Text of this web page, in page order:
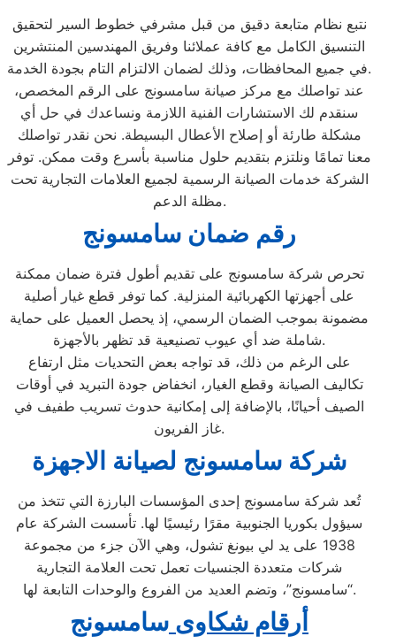
نتبع نظام متابعة دقيق من قبل مشرفي خطوط السير لتحقيق
التنسيق الكامل مع كافة عملائنا وفريق المهندسين المنتشرين
في جميع المحافظات، وذلك لضمان الالتزام التام بجودة الخدمة.
عند تواصلك مع مركز صيانة سامسونج على الرقم المخصص،
سنقدم لك الاستشارات الفنية اللازمة ونساعدك في حل أي
مشكلة طارئة أو إصلاح الأعطال البسيطة. نحن نقدر تواصلك
معنا تمامًا ونلتزم بتقديم حلول مناسبة بأسرع وقت ممكن. توفر
الشركة خدمات الصيانة الرسمية لجميع العلامات التجارية تحت
مظلة الدعم.
رقم ضمان سامسونج
تحرص شركة سامسونج على تقديم أطول فترة ضمان ممكنة
على أجهزتها الكهربائية المنزلية. كما توفر قطع غيار أصلية
مضمونة بموجب الضمان الرسمي، إذ يحصل العميل على حماية
شاملة ضد أي عيوب تصنيعية قد تظهر بالأجهزة.
على الرغم من ذلك، قد تواجه بعض التحديات مثل ارتفاع
تكاليف الصيانة وقطع الغيار، انخفاض جودة التبريد في أوقات
الصيف أحيانًا، بالإضافة إلى إمكانية حدوث تسريب طفيف في
غاز الفريون.
شركة سامسونج لصيانة الاجهزة
تُعد شركة سامسونج إحدى المؤسسات البارزة التي تتخذ من
سيؤول بكوريا الجنوبية مقرًا رئيسيًا لها. تأسست الشركة عام
1938 على يد لي بيونغ تشول، وهي الآن جزء من مجموعة
شركات متعددة الجنسيات تعمل تحت العلامة التجارية
“سامسونج”، وتضم العديد من الفروع والوحدات التابعة لها.
أرقام شكاوى سامسونج